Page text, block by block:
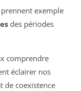
exemple
des périodes
comprendre
éclairer nos
de coexistence